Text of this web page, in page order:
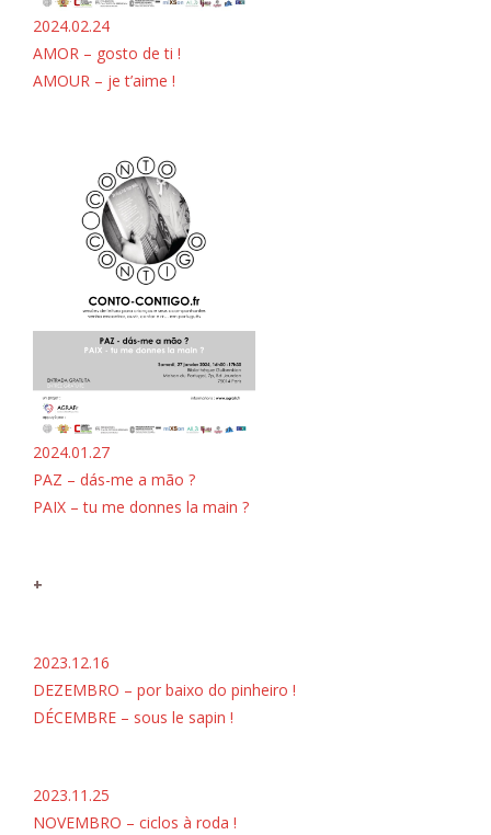
2024.02.24
AMOR – gosto de ti !
AMOUR – je t’aime !
2024.01.27
PAZ – dás-me a mão ?
PAIX – tu me donnes la main ?
+
2023.12.16
DEZEMBRO – por baixo do pinheiro !
DÉCEMBRE – sous le sapin !
2023.11.25
NOVEMBRO – ciclos à roda !